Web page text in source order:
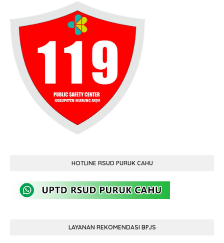
HOTLINE RSUD PURUK CAHU
LAYANAN REKOMENDASI BPJS